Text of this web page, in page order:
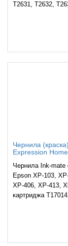
T2631, T2632,
Чернила
Expression
Чернила Ink-
Epson XP-103,
XP-406, XP-413,
картриджа